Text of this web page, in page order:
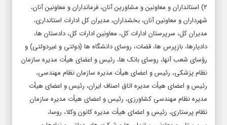
۲) استانداران و معاونین و مشاورین آنان، فرمانداران و معاونین آنان،
شهرداران و معاونین آنان، بخشداران، مدیران کل ادارات استانداری،
مدیران کل، سرپرستان ادارات کل، معاونین ادارات کل، دادستان ها،
دادیارها، بازپرس ها، قضات، روسای دانشگاه ها (دولتی و غیردولتی) و
رؤسای شعب آنها، روسای بانک ها، رئیس و اعضای هیأت مدیره سازمان
نظام پزشکی، رئیس و اعضای هیأت مدیره سازمان نظام مهندسی،
رئیس و اعضای هیأت مدیره اتاق اصناف ایران، رئیس و اعضای هیأت
مدیره نظام مهندسی کشاورزی، رئیس و اعضای هیأت مدیره سازمان
نظام پرستاری، رئیس و اعضای هیأت مدیره کانون وکلا، روسا،